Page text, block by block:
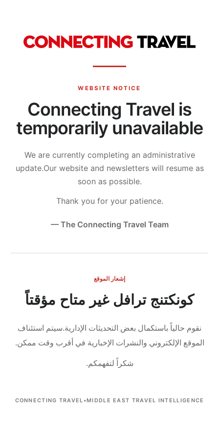
WEBSITE NOTICE
Connecting Travel is
temporarily unavailable
We are currently completing an administrative
update.Our website and newsletters will resume as
soon as possible.
Thank you for your patience.
— The Connecting Travel Team
إشعار الموقع
كونكتنج ترافل غير متاح مؤقتاً
نقوم حالياً باستكمال بعض التحديثات الإدارية.سيتم استئناف
الموقع الإلكتروني والنشرات الإخبارية في أقرب وقت ممكن.
شكراً لتفهمكم.
CONNECTING TRAVEL •MIDDLE EAST TRAVEL INTELLIGENCE